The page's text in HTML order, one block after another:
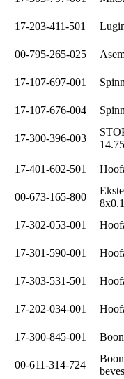
17-203-411-501
00-795-265-025
17-107-697-001
17-107-676-004
17-300-396-003
17-401-602-501
00-673-165-800
17-302-053-001
17-301-590-001
17-303-531-501
17-202-034-001
17-300-845-001
00-611-314-724